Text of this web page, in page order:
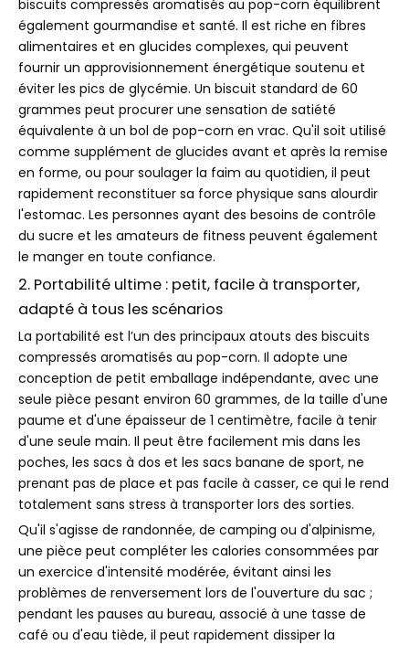
biscuits compressés aromatisés au pop-corn équilibrent
également gourmandise et santé. Il est riche en fibres
alimentaires et en glucides complexes, qui peuvent
fournir un approvisionnement énergétique soutenu et
éviter les pics de glycémie. Un biscuit standard de 60
grammes peut procurer une sensation de satiété
équivalente à un bol de pop-corn en vrac. Qu'il soit utilisé
comme supplément de glucides avant et après la remise
en forme, ou pour soulager la faim au quotidien, il peut
rapidement reconstituer sa force physique sans alourdir
l'estomac. Les personnes ayant des besoins de contrôle
du sucre et les amateurs de fitness peuvent également
le manger en toute confiance.
2. Portabilité ultime : petit, facile à transporter,
adapté à tous les scénarios
La portabilité est l’un des principaux atouts des biscuits
compressés aromatisés au pop-corn. Il adopte une
conception de petit emballage indépendante, avec une
seule pièce pesant environ 60 grammes, de la taille d'une
paume et d'une épaisseur de 1 centimètre, facile à tenir
d'une seule main. Il peut être facilement mis dans les
poches, les sacs à dos et les sacs banane de sport, ne
prenant pas de place et pas facile à casser, ce qui le rend
totalement sans stress à transporter lors des sorties.
Qu'il s'agisse de randonnée, de camping ou d'alpinisme,
une pièce peut compléter les calories consommées par
un exercice d'intensité modérée, évitant ainsi les
problèmes de renversement lors de l'ouverture du sac ;
pendant les pauses au bureau, associé à une tasse de
café ou d'eau tiède, il peut rapidement dissiper la